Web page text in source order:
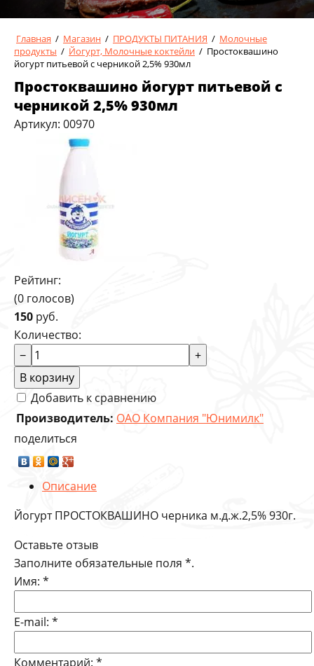
Главная / Магазин / ПРОДУКТЫ ПИТАНИЯ / Молочные
продукты / Йогурт, Молочные коктейли / Простоквашино
йогурт питьевой с черникой 2,5% 930мл
Простоквашино йогурт питьевой с
черникой 2,5% 930мл
Артикул: 00970
Рейтинг:
(0 голосов)
150 руб.
Количество:
−
+
В корзину
Добавить к сравнению
Производитель: ОАО Компания "Юнимилк"
поделиться
Описание
Йогурт ПРОСТОКВАШИНО черника м.д.ж.2,5% 930г.
Оставьте отзыв
Заполните обязательные поля *.
Имя: *
E-mail: *
Комментарий: *